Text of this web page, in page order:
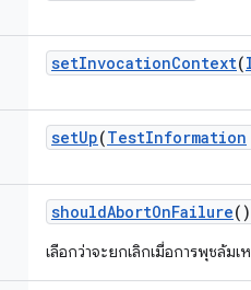
setInvocationContext(
setUp(TestInformation
shouldAbortOnFailure()
เลือกว่าจะยกเลิกเมื่อการพุชล้มเ